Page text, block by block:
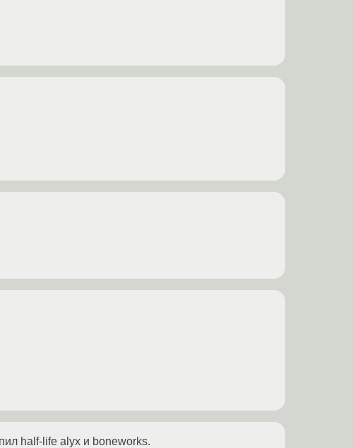
half-life alyx и boneworks.